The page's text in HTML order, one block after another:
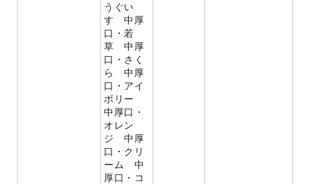
うぐい
す 中厚
口
若
草 中厚
口
さく
ら 中厚
口
アイ
ボリー
中厚口
オレン
ジ 中厚
口
クリ
ーム 中
厚口
コ